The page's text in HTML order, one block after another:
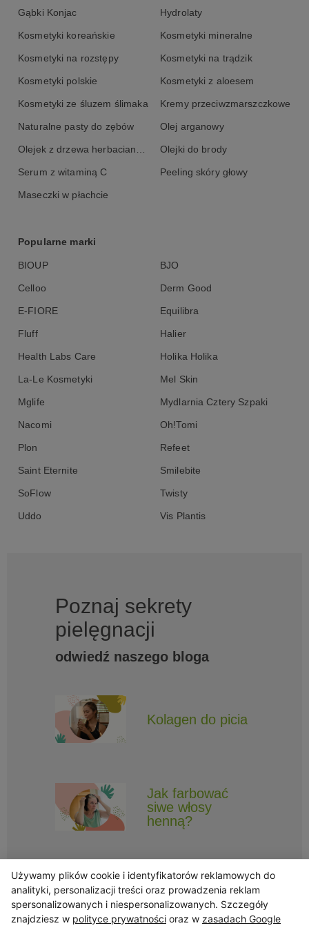
Argania Spinosa Kernel Oil Parfum Tocopherol Helianthus Annuus
Sunflower Seed Oil Limonene
Gąbki Konjac Hydrolaty
Kosmetyki koreańskie Kosmetyki mineralne
Kosmetyki na rozstępy Kosmetyki na trądzik
Kosmetyki polskie Kosmetyki z aloesem
Kosmetyki ze śluzem ślimaka Kremy przeciwzmarszczkowe
Naturalne pasty do zębów Olej arganowy
Olejek z drzewa herbacianego Olejki do brody
Serum z witaminą C Peeling skóry głowy
Maseczki w płachcie
Popularne marki
BIOUP BJO
Celloo Derm Good
E-FIORE Equilibra
Fluff Halier
Health Labs Care Holika Holika
La-Le Kosmetyki Mel Skin
Mglife Mydlarnia Cztery Szpaki
Nacomi Oh!Tomi
Plon Refeet
Saint Eternite Smilebite
SoFlow Twisty
Uddo Vis Plantis
Poznaj sekrety
pielęgnacji
odwiedź naszego bloga
Kolagen do picia
Jak farbować
siwe włosy
henną?
Obserwuj Triny, by nie ominęły Cię najlepsze promocje i informacje
Używamy plików cookie i identyfikatorów reklamowych do
analityki, personalizacji treści oraz prowadzenia reklam
spersonalizowanych i niespersonalizowanych. Szczegóły
znajdziesz w polityce prywatności oraz w zasadach Google